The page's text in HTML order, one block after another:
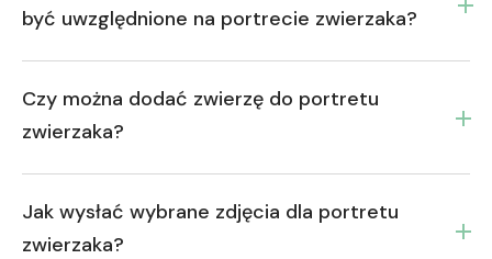
być uwzględnione na portrecie zwierzaka?
Czy można dodać zwierzę do portretu
zwierzaka?
Jak wysłać wybrane zdjęcia dla portretu
zwierzaka?